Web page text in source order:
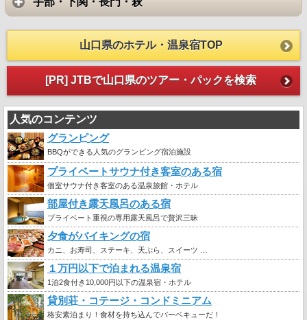
山口県のホテル・温泉宿TOP
[PR] JTBで山口県のツアー・パックを検索
人気のコンテンツ
グランピング
BBQができる人気のグランピング宿泊施設
プライベートサウナ付き客室のある宿
個室サウナ付き客室のある温泉旅館・ホテル
部屋付き露天風呂のある宿
プライベート重視の専用露天風呂で贅沢三昧
夕食がバイキングの宿
カニ、お寿司、ステーキ、天ぷら、スイーツ …
１万円以下で泊まれる温泉宿
1泊2食付き10,000円以下の温泉宿・ホテル
貸別荘・コテージ・コンドミニアム
格安素泊まり！食材を持ち込んでバーベキューだ！